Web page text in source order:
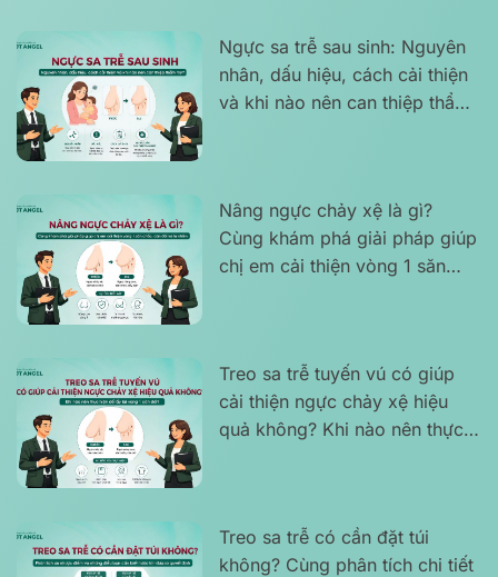
Ngực sa trễ sau sinh: Nguyên
nhân, dấu hiệu, cách cải thiện
và khi nào nên can thiệp thẩm
Nâng ngực chảy xệ là gì?
Cùng khám phá giải pháp giúp
chị em cải thiện vòng 1 săn
Treo sa trễ tuyến vú có giúp
cải thiện ngực chảy xệ hiệu
quả không? Khi nào nên thực
Treo sa trễ có cần đặt túi
không? Cùng phân tích chi tiết